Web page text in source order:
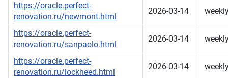
https://oracle.perfect-
renovation.ru/newmont.html
2026-03-14
https://oracle.perfect-
renovation.ru/sanpaolo.html
2026-03-14
https://oracle.perfect-
renovation.ru/lockheed.html
2026-03-14